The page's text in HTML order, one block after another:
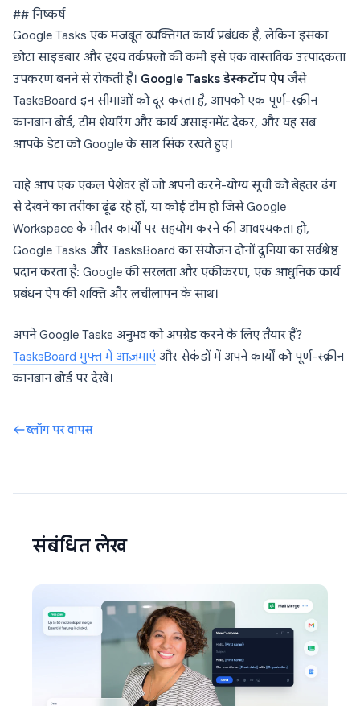
## निष्कर्ष
Google Tasks एक मजबूत व्यक्तिगत कार्य प्रबंधक है, लेकिन इसका
छोटा साइडबार और दृश्य वर्कफ़्लो की कमी इसे एक वास्तविक उत्पादकता
उपकरण बनने से रोकती है। Google Tasks डेस्कटॉप ऐपजैसे
TasksBoard इन सीमाओं को दूर करता है, आपको एक पूर्ण-स्क्रीन
कानबान बोर्ड, टीम शेयरिंग और कार्य असाइनमेंट देकर, और यह सब
आपके डेटा को Google के साथ सिंक रखते हुए।
चाहे आप एक एकल पेशेवर हों जो अपनी करने-योग्य सूची को बेहतर ढंग
से देखने का तरीका ढूंढ रहे हों, या कोई टीम हो जिसे Google
Workspace के भीतर कार्यों पर सहयोग करने की आवश्यकता हो,
Google Tasks और TasksBoard का संयोजन दोनों दुनिया का सर्वश्रेष्ठ
प्रदान करता है: Google की सरलता और एकीकरण, एक आधुनिक कार्य
प्रबंधन ऐप की शक्ति और लचीलापन के साथ।
अपने Google Tasks अनुभव को अपग्रेड करने के लिए तैयार हैं?
TasksBoard मुफ्त में आज़माएंऔर सेकंडों में अपने कार्यों को पूर्ण-स्क्रीन
कानबान बोर्ड पर देखें।
ब्लॉग पर वापस
संबंधित लेख